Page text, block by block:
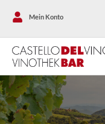
Inhalt
springen
Mein Konto